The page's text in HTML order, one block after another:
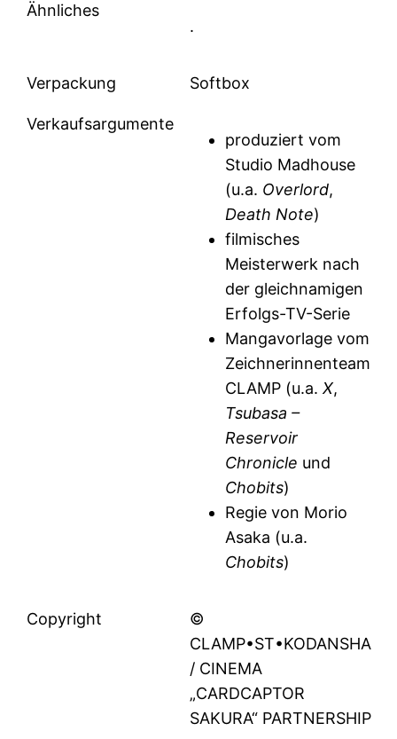
Ähnliches
.
Verpackung Softbox
Verkaufsargumente
produziert vom
Studio Madhouse
(u.a. Overlord,
Death Note)
filmisches
Meisterwerk nach
der gleichnamigen
Erfolgs-TV-Serie
Mangavorlage vom
Zeichnerinnenteam
CLAMP (u.a.X,
Tsubasa –
Reservoir
Chronicle und
Chobits)
Regie von Morio
Asaka (u.a.
Chobits)
Copyright
©
CLAMP•ST•KODANSHA
/ CINEMA
„CARDCAPTOR
SAKURA“ PARTNERSHIP